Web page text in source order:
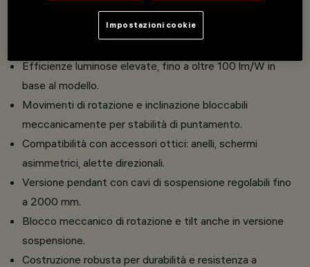
Disponibile in finiture vivaci o neutre, armonizzate con
Efficienze luminose elevate, fino a oltre 100 lm/W in
base al modello.
Movimenti di rotazione e inclinazione bloccabili
meccanicamente per stabilità di puntamento.
Compatibilità con accessori ottici: anelli, schermi
asimmetrici, alette direzionali.
Versione pendant con cavi di sospensione regolabili fino
a 2000 mm.
Blocco meccanico di rotazione e tilt anche in versione
sospensione.
Costruzione robusta per durabilità e resistenza a
Impostazioni cookie